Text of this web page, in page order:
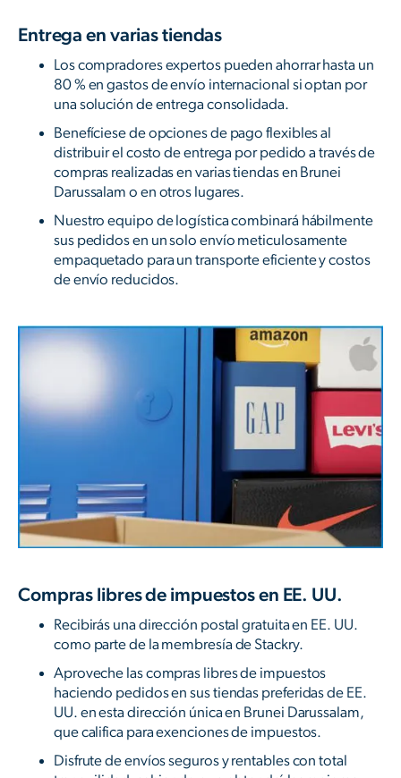
Entrega en varias tiendas
Los compradores expertos pueden ahorrar hasta un
80 % en gastos de envío internacional si optan por
una solución de entrega consolidada.
Benefíciese de opciones de pago flexibles al
distribuir el costo de entrega por pedido a través de
compras realizadas en varias tiendas en Brunei
Darussalam o en otros lugares.
Nuestro equipo de logística combinará hábilmente
sus pedidos en un solo envío meticulosamente
empaquetado para un transporte eficiente y costos
de envío reducidos.
Compras libres de impuestos en EE. UU.
Recibirás una dirección postal gratuita en EE. UU.
como parte de la membresía de Stackry.
Aproveche las compras libres de impuestos
haciendo pedidos en sus tiendas preferidas de EE.
UU. en esta dirección única en Brunei Darussalam,
que califica para exenciones de impuestos.
Disfrute de envíos seguros y rentables con total